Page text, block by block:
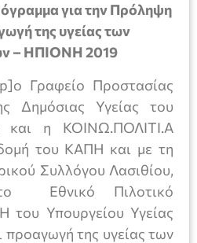
για την Πρόληψη
της υγείας των
– ΗΠΙΟΝΗ 2019
Γραφείο Προστασίας
Δημόσιας Υγείας του
και η ΚΟΙΝΩ.ΠΟΛΙΤΙ.Α
του ΚΑΠΗ και με τη
Συλλόγου Λασιθίου,
Εθνικό Πιλοτικό
Υπουργείου Υγείας
προαγωγή της υγείας των